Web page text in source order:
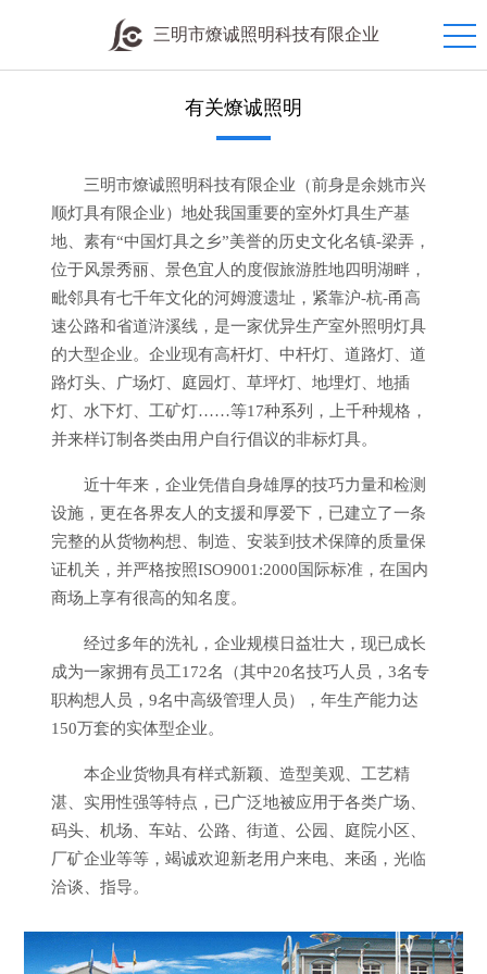
三明市燎诚照明科技有限企业
有关燎诚照明
三明市燎诚照明科技有限企业（前身是余姚市兴
顺灯具有限企业）地处我国重要的室外灯具生产基
地、素有“中国灯具之乡”美誉的历史文化名镇-梁弄，
位于风景秀丽、景色宜人的度假旅游胜地四明湖畔，
毗邻具有七千年文化的河姆渡遗址，紧靠沪-杭-甬高
速公路和省道浒溪线，是一家优异生产室外照明灯具
的大型企业。企业现有高杆灯、中杆灯、道路灯、道
路灯头、广场灯、庭园灯、草坪灯、地埋灯、地插
灯、水下灯、工矿灯……等17种系列，上千种规格，
并来样订制各类由用户自行倡议的非标灯具。
近十年来，企业凭借自身雄厚的技巧力量和检测
设施，更在各界友人的支援和厚爱下，已建立了一条
完整的从货物构想、制造、安装到技术保障的质量保
证机关，并严格按照ISO9001:2000国际标准，在国内
商场上享有很高的知名度。
经过多年的洗礼，企业规模日益壮大，现已成长
成为一家拥有员工172名（其中20名技巧人员，3名专
职构想人员，9名中高级管理人员），年生产能力达
150万套的实体型企业。
本企业货物具有样式新颖、造型美观、工艺精
湛、实用性强等特点，已广泛地被应用于各类广场、
码头、机场、车站、公路、街道、公园、庭院小区、
厂矿企业等等，竭诚欢迎新老用户来电、来函，光临
洽谈、指导。